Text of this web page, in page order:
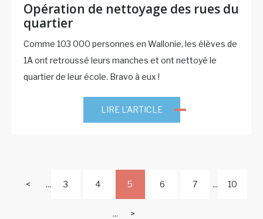
Opération de nettoyage des rues du
quartier
Comme 103 000 personnes en Wallonie, les élèves de
1A ont retroussé leurs manches et ont nettoyé le
quartier de leur école. Bravo à eux !
LIRE L'ARTICLE
< ... 3 4 5 6 7 ... 10
... >